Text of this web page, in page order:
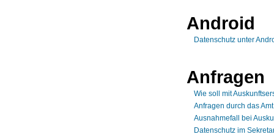
Android
Datenschutz unter
Anfragen
Wie soll mit
Anfragen durch das
Ausnahmefall bei
Datenschutz im